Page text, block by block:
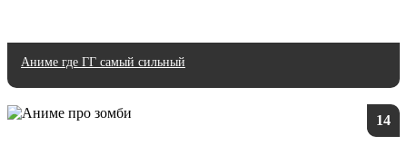
Аниме где ГГ самый сильный
14